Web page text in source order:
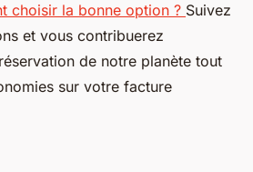
choisir la bonne option ? Suivez
et vous contribuerez
de notre planète tout
sur votre facture